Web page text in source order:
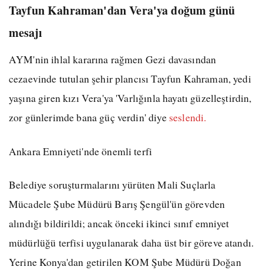
Tayfun Kahraman'dan Vera'ya doğum günü
mesajı
AYM'nin ihlal kararına rağmen Gezi davasından
cezaevinde tutulan şehir plancısı Tayfun Kahraman, yedi
yaşına giren kızı Vera'ya 'Varlığınla hayatı güzelleştirdin,
zor günlerimde bana güç verdin' diye seslendi.
Ankara Emniyeti'nde önemli terfi
Belediye soruşturmalarını yürüten Mali Suçlarla
Mücadele Şube Müdürü Barış Şengül'ün görevden
alındığı bildirildi; ancak önceki ikinci sınıf emniyet
müdürlüğü terfisi uygulanarak daha üst bir göreve atandı.
Yerine Konya'dan getirilen KOM Şube Müdürü Doğan